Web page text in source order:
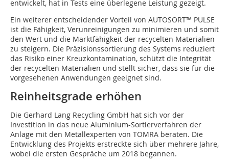
entwickelt, hat in Tests eine überlegene Leistung gezeigt.
Ein weiterer entscheidender Vorteil von AUTOSORT™ PULSE
ist die Fähigkeit, Verunreinigungen zu minimieren und somit
den Wert und die Marktfähigkeit der recycelten Materialien
zu steigern. Die Präzisionssortierung des Systems reduziert
das Risiko einer Kreuzkontamination, schützt die Integrität
der recycelten Materialien und stellt sicher, dass sie für die
vorgesehenen Anwendungen geeignet sind.
Reinheitsgrade erhöhen
Die Gerhard Lang Recycling GmbH hat sich vor der
Investition in das neue Aluminium-Sortierverfahren der
Anlage mit den Metallexperten von TOMRA beraten. Die
Entwicklung des Projekts erstreckte sich über mehrere Jahre,
wobei die ersten Gespräche um 2018 begannen.